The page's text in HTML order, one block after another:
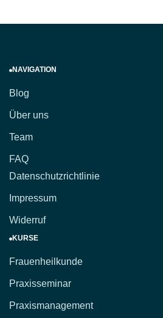
NAVIGATION
Blog
Über uns
Team
FAQ
Datenschutzrichtlinie
Impressum
Widerruf
KURSE
Frauenheilkunde
Praxisseminar
Praxismanagement